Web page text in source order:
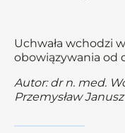
Uchwała wchodzi
obowiązywania od
Autor: dr n. med.
Przemysław Janusz